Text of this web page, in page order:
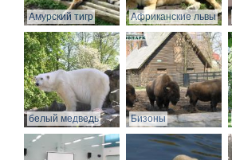
Амурский тигр Африканские львы
белый медведь Бизоны